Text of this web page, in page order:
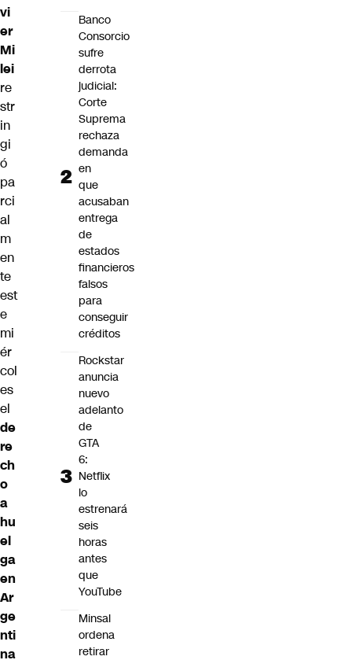
vi
er
Mi
lei
re
str
in
gi
ó
pa
rci
al
m
en
te
est
e
mi
ér
col
es
el
de
re
ch
o
a
hu
el
ga
en
Ar
ge
nti
na
Banco
Consorcio
sufre
derrota
judicial:
Corte
Suprema
rechaza
demanda
en
que
acusaban
entrega
de
estados
financieros
falsos
para
conseguir
créditos
Rockstar
anuncia
nuevo
adelanto
de
GTA
6:
Netflix
lo
estrenará
seis
horas
antes
que
YouTube
Minsal
ordena
retirar